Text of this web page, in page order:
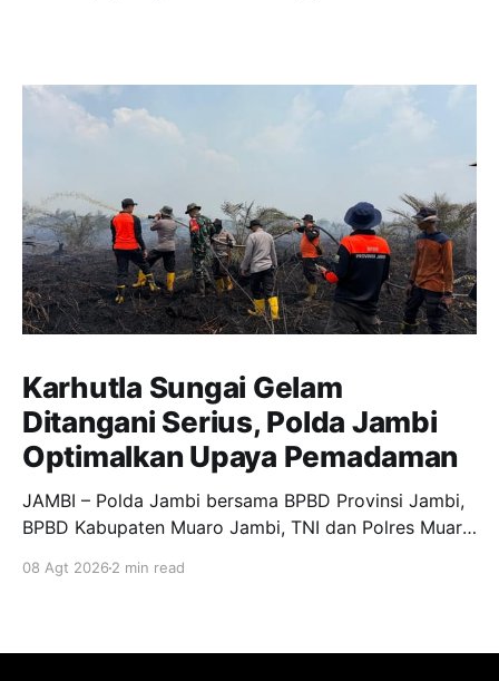
Karhutla Sungai Gelam
Ditangani Serius, Polda Jambi
Optimalkan Upaya Pemadaman
JAMBI – Polda Jambi bersama BPBD Provinsi Jambi,
BPBD Kabupaten Muaro Jambi, TNI dan Polres Muaro
pemadaman kebakaran hutan dan lahan (Karhutla) di
08 Agt 2026 2 min read